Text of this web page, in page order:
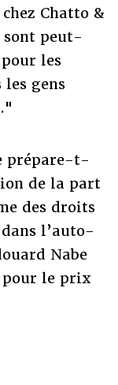
Chatto &
sont peut-
les
gens
prépare-t-
de la part
des droits
l’auto-
Nabe
pour le prix